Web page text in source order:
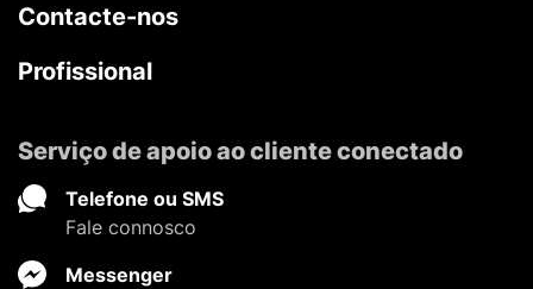
Contacte-nos
Profissional
Serviço de apoio ao cliente conectado
Telefone ou SMS
Fale connosco
Messenger